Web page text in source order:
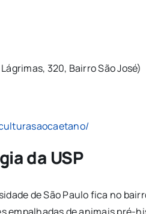
320, Bairro São José)
da USP
de São Paulo fica no